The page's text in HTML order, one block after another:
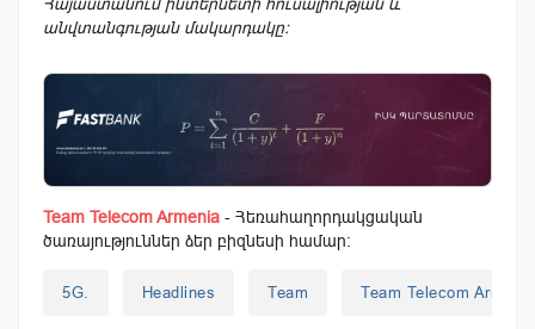
անվտանգության մակարդակը։
Team Telecom Armenia - Հեռահաղորդակցական
ծառայություններ ձեր բիզնեսի համար:
5G. Headlines Team Team Telecom Armenia